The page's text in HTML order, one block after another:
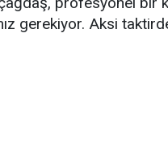
gerekiyor. Aksi